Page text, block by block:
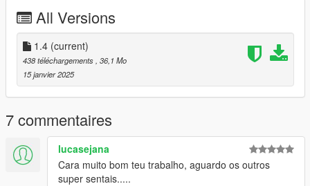
Enjoy it.
************************************************************************
Characters owned by Toei Company. All rights reserved.
Changelog:
1.4:
-Fixed vertex colors
1.3:
-Bone weights fixed.
All Versions
1.4 (current)
438 téléchargements , 36,1 Mo
15 janvier 2025
7 commentaires
lucasejana
Cara muito bom teu trabalho, aguardo os outros
super sentais.....